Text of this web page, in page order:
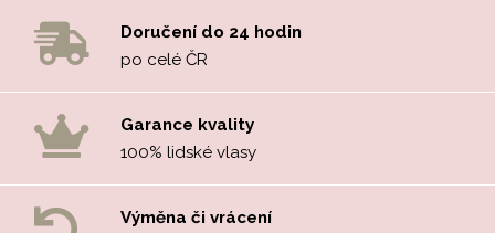
Doručení do 24 hodin
po celé ČR
Garance kvality
100% lidské vlasy
Výměna či vrácení